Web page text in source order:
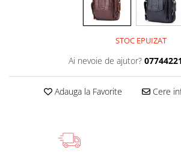
STOC EPUIZAT
Ai nevoie de ajutor?
Adauga la Favorite Cere